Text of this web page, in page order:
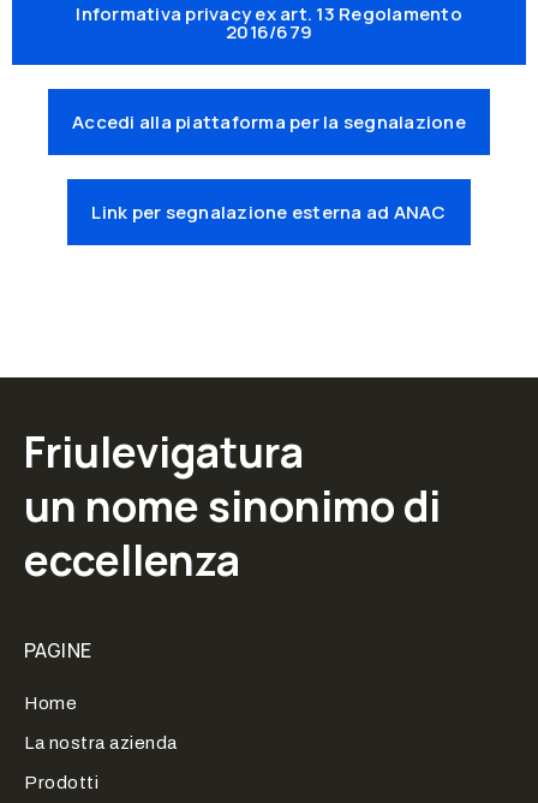
Informativa privacy ex art. 13 Regolamento
2016/679
Accedi alla piattaforma per la segnalazione
Link per segnalazione esterna ad ANAC
Friulevigatura
un nome sinonimo di
eccellenza
PAGINE
Home
La nostra azienda
Prodotti